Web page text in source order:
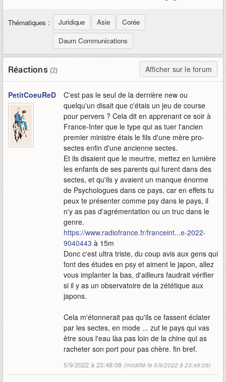
Thématiques : Juridique Asie
Corée
Daum Communications
Réactions (2) Afficher sur le forum
PetitCoeuReD
C'est pas le seul de la dernière new ou
quelqu'un disait que c'étais un jeu de course
pour pervers ? Cela dit en apprenant ce soir à
France-Inter que le type qui as tuer l'ancien
premier ministre étais le fils d'une mère pro-
sectes enfin d'une ancienne sectes.
Et ils disaient que le meurtre, mettez en lumière
les enfants de ses parents qui furent dans des
sectes, et qu'ils y avaient un manque énorme
de Psychologues dans ce pays, car en effets tu
peux te présenter comme psy dans le pays, il
n'y as pas d'agrémentation ou un truc dans le
genre.
https://www.radiofrance.fr/franceint...e-2022-
9040443 à 15m
Donc c'est ultra triste, du coup avis aux gens qui
font des études en psy et aiment le japon, allez
vous implanter la bas, d'ailleurs faudrait vérifier
si il y as un observatoire de la zététique aux
japons.
Cela m'étonnerait pas qu'ils ce fassent éclater
par les sectes, en mode ... zut le pays qui vas
être sous l'eau làa pas loin de la chine qui as
racheter son port pour pas chère. fin bref.
5/9/2022 à 23:48:08 (modifié le 5/9/2022 à 23:48:08)